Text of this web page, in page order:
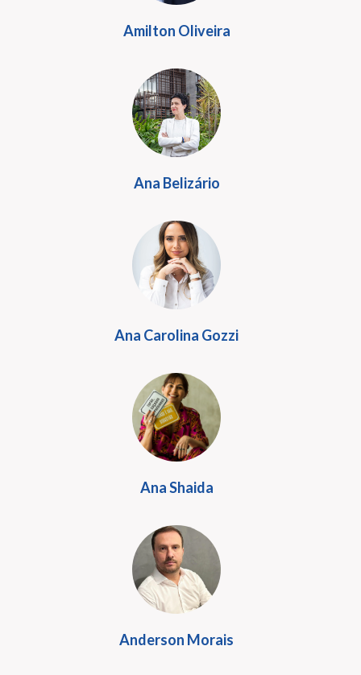
Amilton Oliveira
Ana Belizário
Ana Carolina Gozzi
Ana Shaida
Anderson Morais